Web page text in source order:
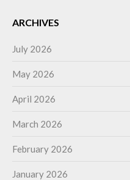
ARCHIVES
July 2026
May 2026
April 2026
March 2026
February 2026
January 2026